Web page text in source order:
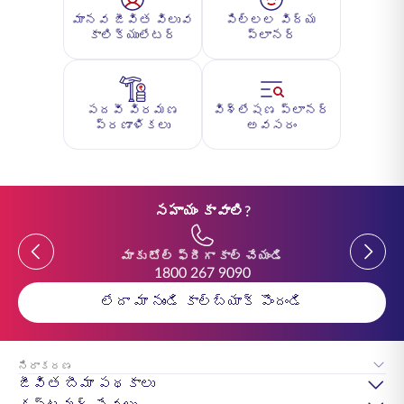
మానవ జీవిత విలువ
కాలిక్యులేటర్
పిల్లల విద్య
ప్లానర్
పదవీ విరమణ
ప్రణాళికలు
విశ్లేషణ ప్లానర్
అవసరం
సహాయం కావాలి?
Previous
మాకు టోల్ ఫ్రీగా కాల్ చేయండి
1800 267 9090
Previous
లేదా మా నుండి కాల్‌బ్యాక్ పొందండి
నిరాకరణ
జీవిత బీమా పథకాలు